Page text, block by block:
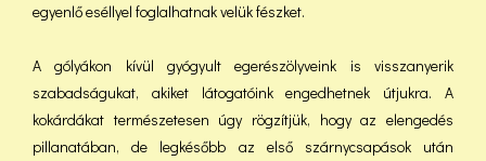
egyenlő eséllyel foglalhatnak velük fészket.
A gólyákon kívül gyógyult egerészölyveink is visszanyerik
szabadságukat, akiket látogatóink engedhetnek útjukra. A
kokárdákat természetesen úgy rögzítjük, hogy az elengedés
pillanatában, de legkésőbb az első szárnycsapások után